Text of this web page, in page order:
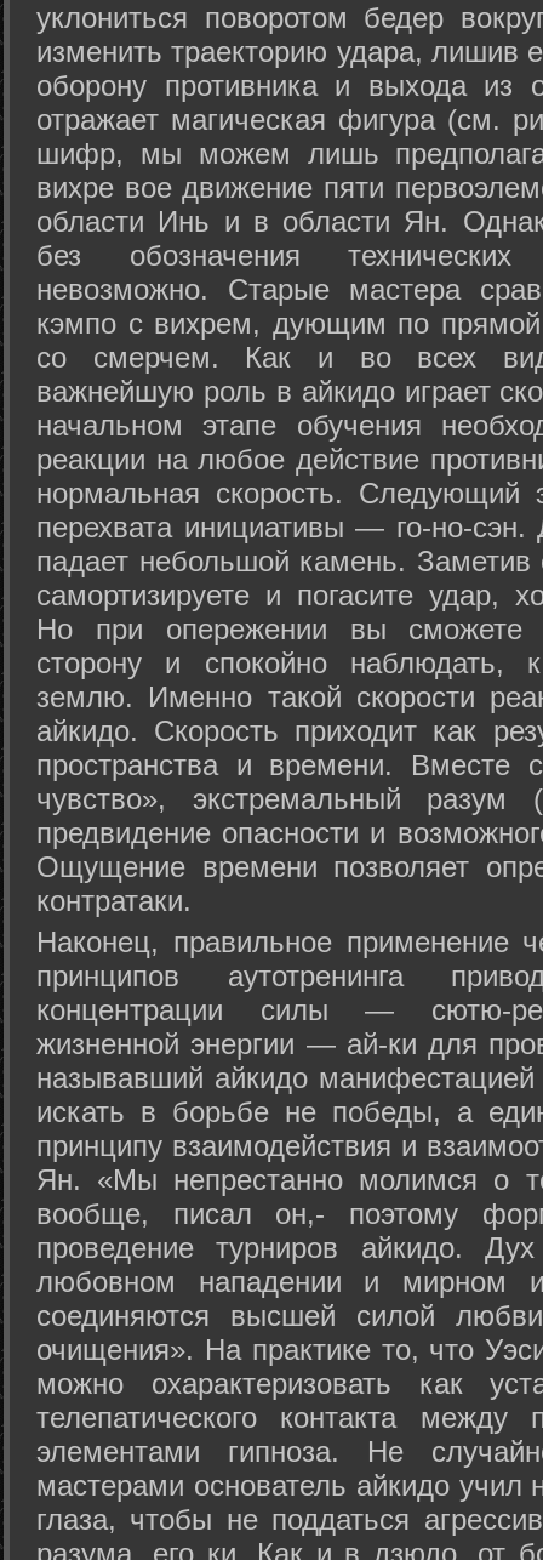
уклониться поворотом бедер
изменить траекторию удара, лишив
оборону противника и выхода из
отражает магическая фигура (см.
шифр, мы можем лишь
вихре вое движение пяти
области Инь и в области Ян.
без обозначения
невозможно. Старые мастера
кэмпо с вихрем, дующим по
со смерчем. Как и во всех
важнейшую роль в айкидо играет
начальном этапе обучения
реакции на любое действие
нормальная скорость.
перехвата инициативы — го-но-
падает небольшой камень.
самортизируете и погасите удар,
Но при опережении вы сможете
сторону и спокойно наблюдать,
землю. Именно такой скорости
айкидо. Скорость приходит как
пространства и времени. Вместе
чувство», экстремальный разум
предвидение опасности и
Ощущение времени позволяет
контратаки.
Наконец, правильное применение
принципов аутотренинга
концентрации силы — сютю-
жизненной энергии — ай-ки для
называвший айкидо
искать в борьбе не победы, а
принципу взаимодействия и
Ян. «Мы непрестанно молимся о
вообще, писал он,- поэтому
проведение турниров айкидо.
любовном нападении и мирном
соединяются высшей силой
очищения». На практике то, что
можно охарактеризовать как
телепатического контакта между
элементами гипноза. Не
мастерами основатель айкидо учил
глаза, чтобы не поддаться
разума, его ки. Как и в дзюдо, от